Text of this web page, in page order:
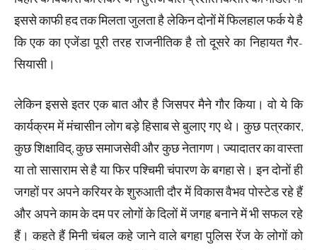
इससे काफी हद तक मिलता जुलता है लेकिन दोनों में फिलहाल फर्क ये है
कि एक का एजेंडा पूरी तरह राजनीतिक है तो दूसरे का निहायत गैर-
सियासी।
लेकिन इससे इतर एक बात और है जिसपर मैने गौर किया। वो ये कि
कार्यक्रम में मंचासीन लोग बड़े हिसाब से बुलाए गए थे। कुछ पत्रकार,
कुछ शिक्षाविद्, कुछ समाजसेवी और कुछ नेतागण। ज्यादातर का वास्ता
या तो सासाराम से है या फिर पश्चिमी चंपारण के बगहा से। इन दोनों ही
जगहों पर अपने करियर के शुरुआती दौर में विकास वैभव पोस्टेड रहे हैं
और अपने काम के दम पर लोगों के दिलों में जगह बनाने में भी सफल रहे
हैं। कहते हैं मिनी चंबल कहे जाने वाले बगहा पुलिस रेंज के लोगों को